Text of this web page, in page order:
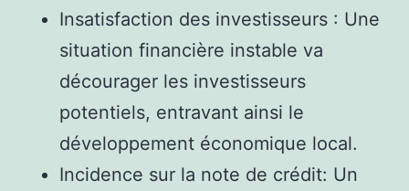
Insatisfaction des investisseurs : Une
situation financière instable va
décourager les investisseurs
potentiels, entravant ainsi le
développement économique local.
Incidence sur la note de crédit: Un